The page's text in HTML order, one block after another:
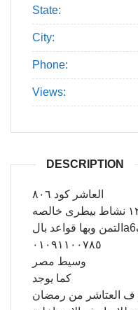
State:
City:
Phone:
Views:
DESCRIPTION
العاشر كود ٨٠٦
قطعه ارض للبيع مساحه ١٢٢٤ نشاط بيطرى خالصه
٠١٠٩١١٠٠٧٨٥
وسيط مصر
كما يوجد